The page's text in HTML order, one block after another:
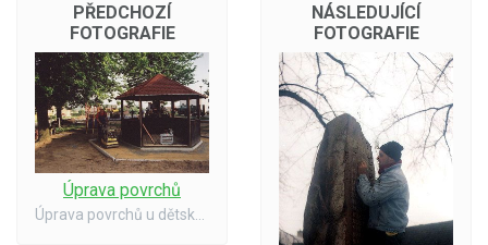
PŘEDCHOZÍ
FOTOGRAFIE
Úprava povrchů
NÁSLEDUJÍCÍ
FOTOGRAFIE